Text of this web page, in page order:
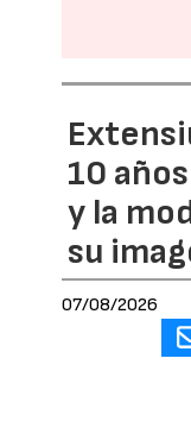
10
y la
su
07/08/2026